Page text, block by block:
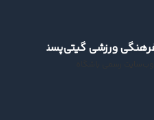
میناب، زیباتر از قهرمانی؛
رئیس فدراسیون فوتبال با
ورزشی گیتی‌پسند